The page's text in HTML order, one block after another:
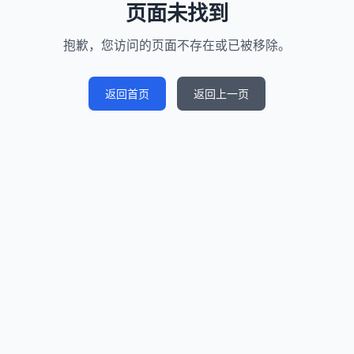
页面未找到
抱歉，您访问的页面不存在或已被移除。
返回首页 返回上一页